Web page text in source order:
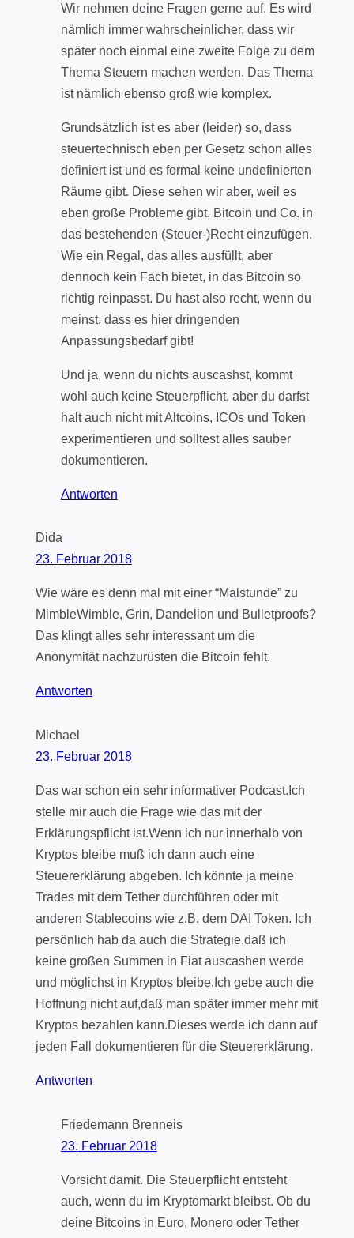
Wir nehmen deine Fragen gerne auf. Es wird
nämlich immer wahrscheinlicher, dass wir
später noch einmal eine zweite Folge zu dem
Thema Steuern machen werden. Das Thema
ist nämlich ebenso groß wie komplex.
Grundsätzlich ist es aber (leider) so, dass
steuertechnisch eben per Gesetz schon alles
definiert ist und es formal keine undefinierten
Räume gibt. Diese sehen wir aber, weil es
eben große Probleme gibt, Bitcoin und Co. in
das bestehenden (Steuer-)Recht einzufügen.
Wie ein Regal, das alles ausfüllt, aber
dennoch kein Fach bietet, in das Bitcoin so
richtig reinpasst. Du hast also recht, wenn du
meinst, dass es hier dringenden
Anpassungsbedarf gibt!
Und ja, wenn du nichts auscashst, kommt
wohl auch keine Steuerpflicht, aber du darfst
halt auch nicht mit Altcoins, ICOs und Token
experimentieren und solltest alles sauber
dokumentieren.
Antworten
Dida
23. Februar 2018
Wie wäre es denn mal mit einer “Malstunde” zu
MimbleWimble, Grin, Dandelion und Bulletproofs?
Das klingt alles sehr interessant um die
Anonymität nachzurüsten die Bitcoin fehlt.
Antworten
Michael
23. Februar 2018
Das war schon ein sehr informativer Podcast.Ich
stelle mir auch die Frage wie das mit der
Erklärungspflicht ist.Wenn ich nur innerhalb von
Kryptos bleibe muß ich dann auch eine
Steuererklärung abgeben. Ich könnte ja meine
Trades mit dem Tether durchführen oder mit
anderen Stablecoins wie z.B. dem DAI Token. Ich
persönlich hab da auch die Strategie,daß ich
keine großen Summen in Fiat auscashen werde
und möglichst in Kryptos bleibe.Ich gebe auch die
Hoffnung nicht auf,daß man später immer mehr mit
Kryptos bezahlen kann.Dieses werde ich dann auf
jeden Fall dokumentieren für die Steuererklärung.
Antworten
Friedemann Brenneis
23. Februar 2018
Vorsicht damit. Die Steuerpflicht entsteht
auch, wenn du im Kryptomarkt bleibst. Ob du
deine Bitcoins in Euro, Monero oder Tether